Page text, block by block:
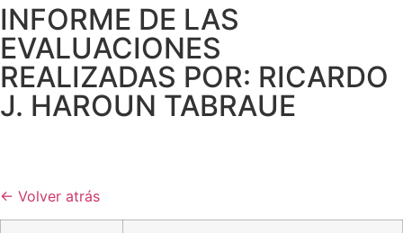
INFORME DE LAS
EVALUACIONES
REALIZADAS POR: RICARDO
J. HAROUN TABRAUE
← Volver atrás